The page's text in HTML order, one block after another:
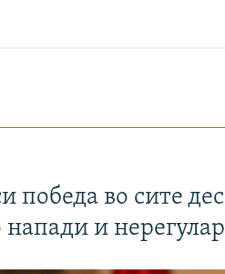
победа во сите
напади и